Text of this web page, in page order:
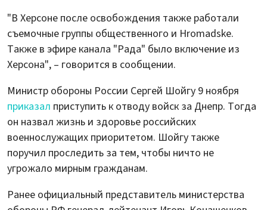
"В Херсоне после освобождения также работали
съемочные группы общественного и Hromadske.
Также в эфире канала "Рада" было включение из
Херсона", – говорится в сообщении.
Министр обороны России Сергей Шойгу 9 ноября
приказал приступить к отводу войск за Днепр. Тогда
он назвал жизнь и здоровье российских
военнослужащих приоритетом. Шойгу также
поручил проследить за тем, чтобы ничто не
угрожало мирным гражданам.
Ранее официальный представитель министерства